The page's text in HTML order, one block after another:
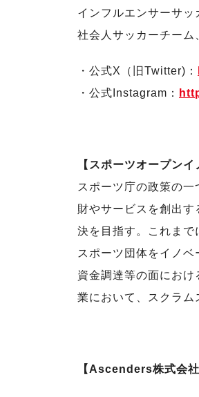
インフルエンサーサ
社会人サッカーチー
・公式X（旧Twitter)：
・公式Instagram：
【スポーツオープン
スポーツ庁の政策の
財やサービスを創出
決を目指す。これまで
スポーツ団体をイノ
資金調達等の面にお
業において、スクラ
【Ascenders株式会社